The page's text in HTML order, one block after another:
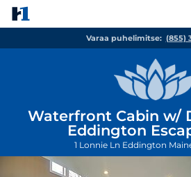
Varaa puhelimitse: (855)
Waterfront Cabin w/
Eddington
1 Lonnie Ln Eddington